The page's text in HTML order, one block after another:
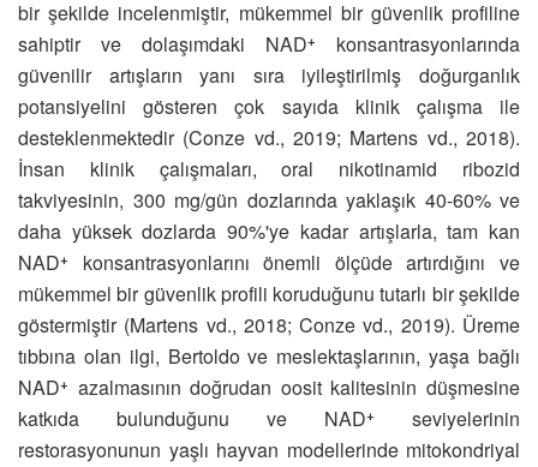
bir şekilde incelenmiştir, mükemmel bir güvenlik profiline
sahiptir ve dolaşımdaki NAD⁺ konsantrasyonlarında
güvenilir artışların yanı sıra iyileştirilmiş doğurganlık
potansiyelini gösteren çok sayıda klinik çalışma ile
desteklenmektedir (Conze vd., 2019; Martens vd., 2018).
İnsan klinik çalışmaları, oral nikotinamid ribozid
takviyesinin, 300 mg/gün dozlarında yaklaşık 40-60% ve
daha yüksek dozlarda 90%'ye kadar artışlarla, tam kan
NAD⁺ konsantrasyonlarını önemli ölçüde artırdığını ve
mükemmel bir güvenlik profili koruduğunu tutarlı bir şekilde
göstermiştir (Martens vd., 2018; Conze vd., 2019). Üreme
tıbbına olan ilgi, Bertoldo ve meslektaşlarının, yaşa bağlı
NAD⁺ azalmasının doğrudan oosit kalitesinin düşmesine
katkıda bulunduğunu ve NAD⁺ seviyelerinin
restorasyonunun yaşlı hayvan modellerinde mitokondriyal